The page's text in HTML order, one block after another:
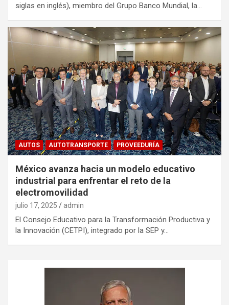
siglas en inglés), miembro del Grupo Banco Mundial, la…
AUTOS AUTOTRANSPORTE PROVEEDURÍA
México avanza hacia un modelo educativo
industrial para enfrentar el reto de la
electromovilidad
julio 17, 2025 admin
El Consejo Educativo para la Transformación Productiva y
la Innovación (CETPI), integrado por la SEP y…